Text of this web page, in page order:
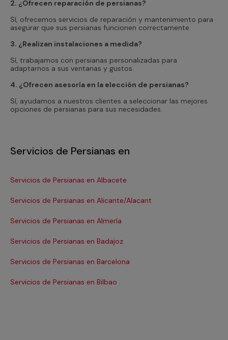
2. ¿Ofrecen reparación de persianas?
Sí, ofrecemos servicios de reparación y mantenimiento para
asegurar que sus persianas funcionen correctamente.
3. ¿Realizan instalaciones a medida?
Sí, trabajamos con persianas personalizadas para
adaptarnos a sus ventanas y gustos.
4. ¿Ofrecen asesoría en la elección de persianas?
Sí, ayudamos a nuestros clientes a seleccionar las mejores
opciones de persianas para sus necesidades.
Servicios de Persianas en
Servicios de Persianas en Albacete
Servicios de Persianas en Alicante/Alacant
Servicios de Persianas en Almería
Servicios de Persianas en Badajoz
Servicios de Persianas en Barcelona
Servicios de Persianas en Bilbao